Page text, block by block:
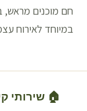
חם מוכנים
במיוחד לאירוח
🏠 שירותי